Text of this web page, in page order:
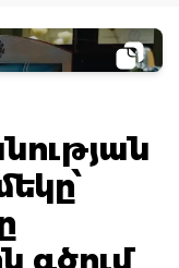
գծում